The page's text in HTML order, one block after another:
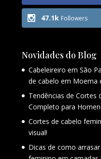
47.1k Followers
Novidades do Blog
Cabeleireiro em São
de cabelo em Moema
Tendências de Cortes
Completo para
Cortes de cabelo
visual!
Dicas de como